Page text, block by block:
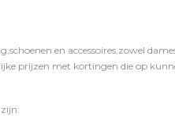
en accessoires,zowel
prijzen met kortingen die op